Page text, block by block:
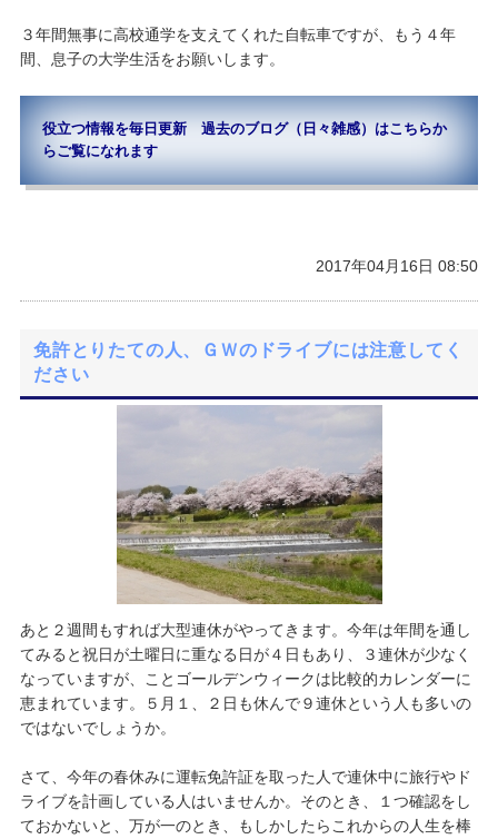
３年間無事に高校通学を支えてくれた自転車ですが、もう４年
間、息子の大学生活をお願いします。
役立つ情報を毎日更新 過去のブログ（日々雑感）はこちらか
らご覧になれます
2017年04月16日 08:50
免許とりたての人、ＧＷのドライブには注意してく
ださい
あと２週間もすれば大型連休がやってきます。今年は年間を通し
てみると祝日が土曜日に重なる日が４日もあり、３連休が少なく
なっていますが、ことゴールデンウィークは比較的カレンダーに
恵まれています。５月１、２日も休んで９連休という人も多いの
ではないでしょうか。
さて、今年の春休みに運転免許証を取った人で連休中に旅行やド
ライブを計画している人はいませんか。そのとき、１つ確認をし
ておかないと、万が一のとき、もしかしたらこれからの人生を棒